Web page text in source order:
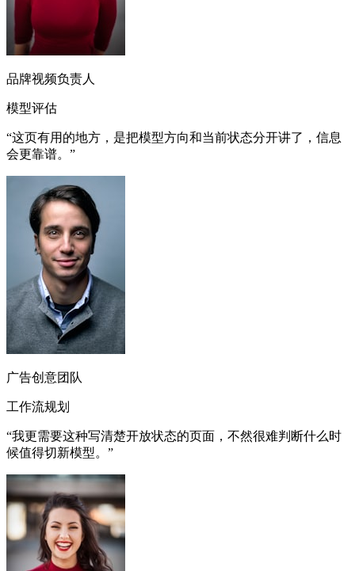
品牌视频负责人
模型评估
“这页有用的地方，是把模型方向和当前状态分开讲了，信息
会更靠谱。 ”
广告创意团队
工作流规划
“我更需要这种写清楚开放状态的页面，不然很难判断什么时
候值得切新模型。 ”